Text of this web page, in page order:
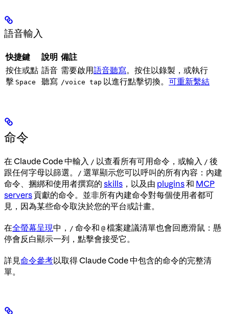
語音輸入
快捷鍵 說明 備註
按住或點
擊 Space
語音
聽寫
需要啟用語音聽寫。按住以錄製，或執行
/voice tap 以進行點擊切換。 可重新繫結
命令
在 Claude Code 中輸入 / 以查看所有可用命令，或輸入 / 後
跟任何字母以篩選。
/ 選單顯示您可以呼叫的所有內容：內建
命令、捆綁和使用者撰寫的 skills ，以及由 plugins和 MCP
servers貢獻的命令。並非所有內建命令對每個使用者都可
見，因為某些命令取決於您的平台或計畫。
在全螢幕呈現中， / 命令和 @ 檔案建議清單也會回應滑鼠：懸
停會反白顯示一列，點擊會接受它。
詳見命令參考以取得 Claude Code 中包含的命令的完整清
單。